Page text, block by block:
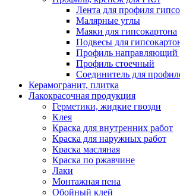
Лента для профиля
Малярные углы
Маяки для гипсокартона
Подвесы для
Профиль направляющий
Профиль стоечный
Соединитель для
Керамогранит, плитка
Лакокрасочная продукция
Герметики, жидкие гвозди
Клея
Краска для внутренних работ
Краска для наружных работ
Краска масляная
Краска по ржавчине
Лаки
Монтажная пена
Обойный клей